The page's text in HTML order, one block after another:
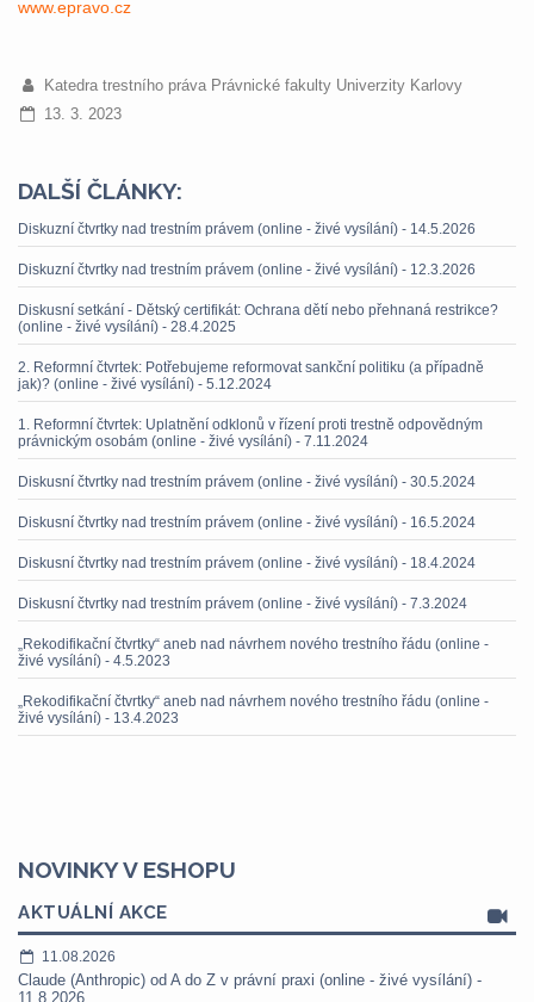
www.epravo.cz
Katedra trestního práva Právnické fakulty Univerzity Karlovy
13. 3. 2023
DALŠÍ ČLÁNKY:
Diskuzní čtvrtky nad trestním právem (online - živé vysílání) - 14.5.2026
Diskuzní čtvrtky nad trestním právem (online - živé vysílání) - 12.3.2026
Diskusní setkání - Dětský certifikát: Ochrana dětí nebo přehnaná restrikce?
(online - živé vysílání) - 28.4.2025
2. Reformní čtvrtek: Potřebujeme reformovat sankční politiku (a případně
jak)? (online - živé vysílání) - 5.12.2024
1. Reformní čtvrtek: Uplatnění odklonů v řízení proti trestně odpovědným
právnickým osobám (online - živé vysílání) - 7.11.2024
Diskusní čtvrtky nad trestním právem (online - živé vysílání) - 30.5.2024
Diskusní čtvrtky nad trestním právem (online - živé vysílání) - 16.5.2024
Diskusní čtvrtky nad trestním právem (online - živé vysílání) - 18.4.2024
Diskusní čtvrtky nad trestním právem (online - živé vysílání) - 7.3.2024
„Rekodifikační čtvrtky“ aneb nad návrhem nového trestního řádu (online -
živé vysílání) - 4.5.2023
„Rekodifikační čtvrtky“ aneb nad návrhem nového trestního řádu (online -
živé vysílání) - 13.4.2023
NOVINKY V ESHOPU
AKTUÁLNÍ AKCE
11.08.2026
Claude (Anthropic) od A do Z v právní praxi (online - živé vysílání) -
11.8.2026